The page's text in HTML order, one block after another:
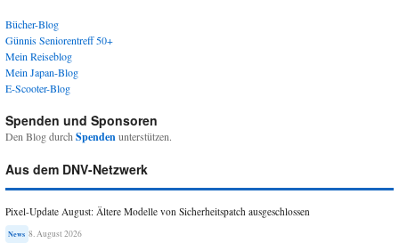
Bücher-Blog
Günnis Seniorentreff 50+
Mein Reiseblog
Mein Japan-Blog
E-Scooter-Blog
Spenden und Sponsoren
Den Blog durch Spendenunterstützen.
Aus dem DNV-Netzwerk
Pixel-Update August: Ältere Modelle von Sicherheitspatch ausgeschlossen
News 8. August 2026